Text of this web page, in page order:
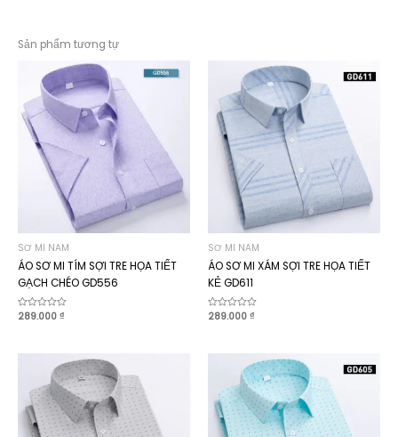
Sản phẩm tương tự
SƠ MI NAM
ÁO SƠ MI TÍM SỢI TRE HỌA TIẾT
GẠCH CHÉO GD556
Được
289.000 ₫
SƠ MI NAM
ÁO SƠ MI XÁM SỢI TRE HỌA TIẾT
KẺ GD611
Được
289.000 ₫